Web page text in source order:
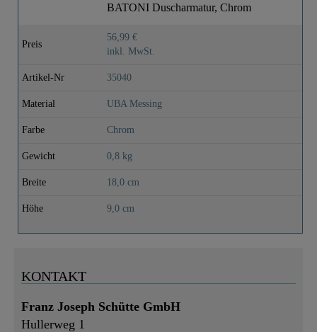
BATONI Duscharmatur, Chrom
Preis
56,99 €
inkl. MwSt.
Artikel-Nr 35040
Material UBA Messing
Farbe Chrom
Gewicht 0,8 kg
Breite 18,0 cm
Höhe 9,0 cm
KONTAKT
Franz Joseph Schütte GmbH
Hullerweg 1